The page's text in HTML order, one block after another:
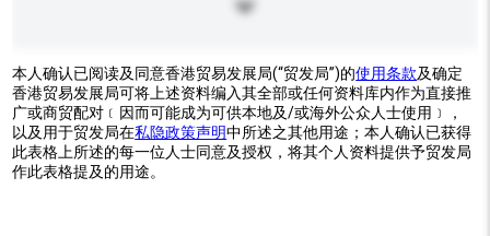
本人确认已阅读及同意香港贸易发展局(“贸发局”)的使用条款及确定
香港贸易发展局可将上述资料编入其全部或任何资料库内作为直接推
广或商贸配对﹝因而可能成为可供本地及/或海外公众人士使用﹞，
以及用于贸发局在私隐政策声明中所述之其他用途；本人确认已获得
此表格上所述的每一位人士同意及授权，将其个人资料提供予贸发局
作此表格提及的用途。